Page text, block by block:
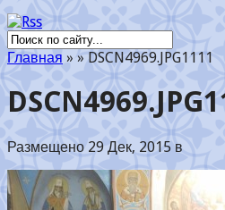
Главная » » DSCN4969.JPG1111
Размещено 29 Дек, 2015 в